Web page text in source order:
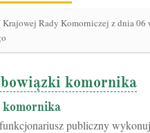
Krajowej Rady Komorniczej z dnia
komornika
publiczny